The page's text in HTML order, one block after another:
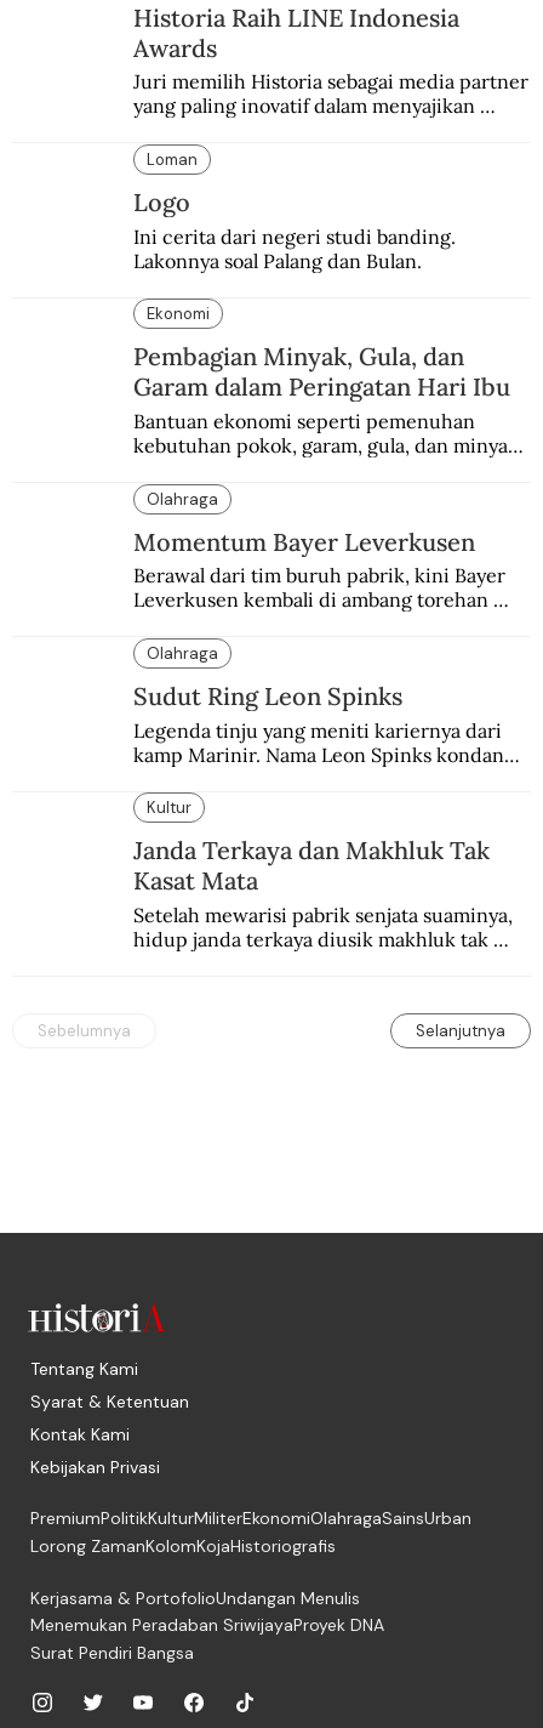
Historia Raih LINE Indonesia
Awards
Juri memilih Historia sebagai media partner
yang paling inovatif dalam menyajikan
Loman
Logo
Ini cerita dari negeri studi banding.
Lakonnya soal Palang dan Bulan.
Ekonomi
Pembagian Minyak, Gula, dan
Garam dalam Peringatan Hari Ibu
Bantuan ekonomi seperti pemenuhan
kebutuhan pokok, garam, gula, dan minyak
peringatan Hari Ibu.
Olahraga
Momentum Bayer Leverkusen
Berawal dari tim buruh pabrik, kini Bayer
Leverkusen kembali di ambang torehan
“Neverkusen”.
Olahraga
Sudut Ring Leon Spinks
Legenda tinju yang meniti kariernya dari
kamp Marinir. Nama Leon Spinks kondang
Muhammad Ali.
Kultur
Janda Terkaya dan Makhluk Tak
Kasat Mata
Setelah mewarisi pabrik senjata suaminya,
hidup janda terkaya diusik makhluk tak
Sebelumnya Selanjutnya
Tentang Kami
Syarat & Ketentuan
Kontak Kami
Kebijakan Privasi
PremiumPolitikKulturMiliterEkonomiOlahragaSainsUrban
Lorong ZamanKolomKojaHistoriografis
Kerjasama & PortofolioUndangan Menulis
Menemukan Peradaban SriwijayaProyek DNA
Surat Pendiri Bangsa